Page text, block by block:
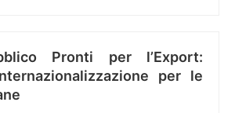
Pronti per l’Export:
per le